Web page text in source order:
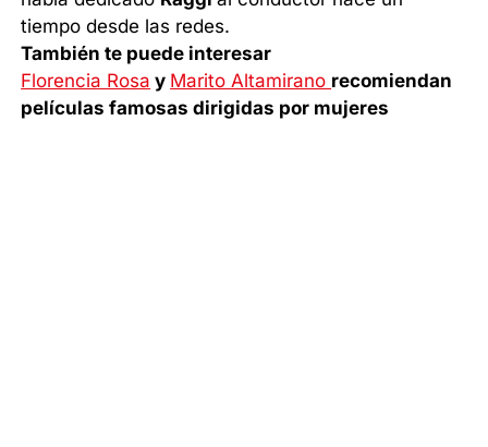
tiempo desde las redes.
También te puede interesar
Florencia Rosa y Marito Altamirano recomiendan
películas famosas dirigidas por mujeres